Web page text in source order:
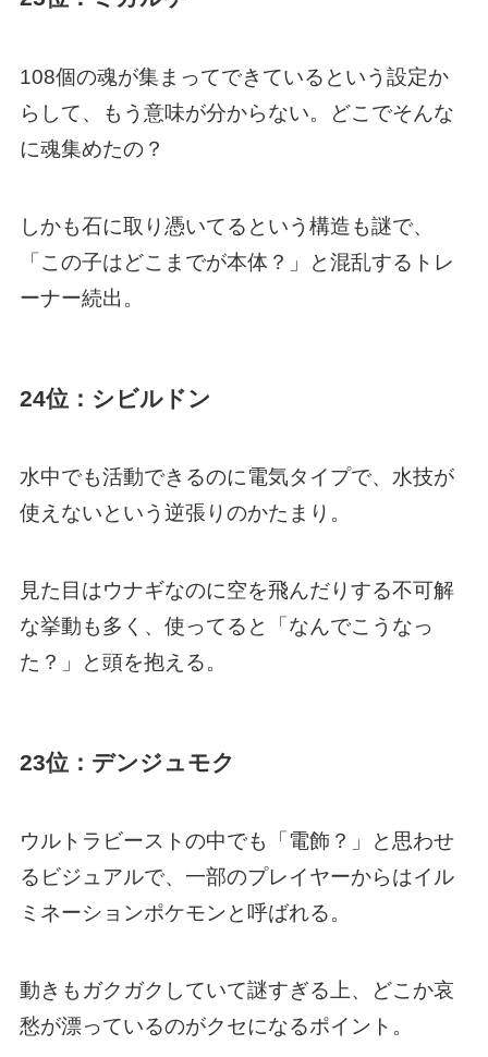
108個の魂が集まってできているという設定か
らして、もう意味が分からない。どこでそんな
に魂集めたの？
しかも石に取り憑いてるという構造も謎で、
「この子はどこまでが本体？」と混乱するトレ
ーナー続出。
24位：シビルドン
水中でも活動できるのに電気タイプで、水技が
使えないという逆張りのかたまり。
見た目はウナギなのに空を飛んだりする不可解
な挙動も多く、使ってると「なんでこうなっ
た？」と頭を抱える。
23位：デンジュモク
ウルトラビーストの中でも「電飾？」と思わせ
るビジュアルで、一部のプレイヤーからはイル
ミネーションポケモンと呼ばれる。
動きもガクガクしていて謎すぎる上、どこか哀
愁が漂っているのがクセになるポイント。